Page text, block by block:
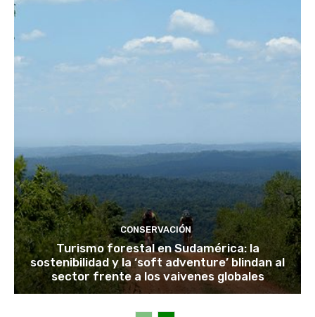
CONSERVACIÓN
Turismo forestal en Sudamérica: la
sostenibilidad y la ‘soft adventure’ blindan al
sector frente a los vaivenes globales